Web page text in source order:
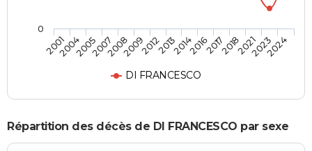
DI FRANCESCO
200120042005200720082009201220132014201620172018202120232024
0
Répartition des décès de DI FRANCESCO par sexe